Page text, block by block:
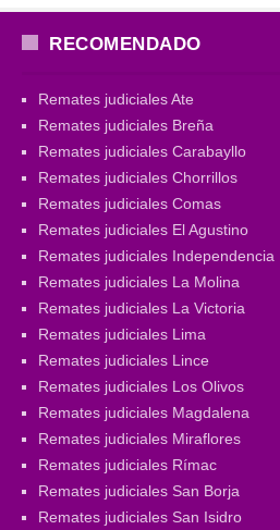
RECOMENDADO
Remates judiciales Ate
Remates judiciales Breña
Remates judiciales Carabayllo
Remates judiciales Chorrillos
Remates judiciales Comas
Remates judiciales El Agustino
Remates judiciales Independencia
Remates judiciales La Molina
Remates judiciales La Victoria
Remates judiciales Lima
Remates judiciales Lince
Remates judiciales Los Olivos
Remates judiciales Magdalena
Remates judiciales Miraflores
Remates judiciales Rímac
Remates judiciales San Borja
Remates judiciales San Isidro